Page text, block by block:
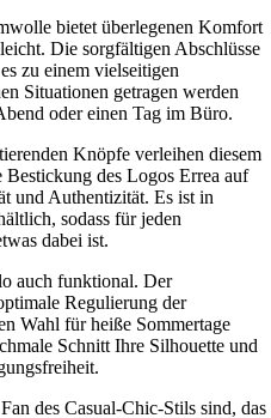
bietet überlegenen Komfort
Die sorgfältigen Abschlüsse
zu einem vielseitigen
Situationen getragen werden
oder einen Tag im Büro.
Knöpfe verleihen diesem
des Logos Errea auf
und Authentizität. Es ist in
sodass für jeden
dabei ist.
auch funktional. Der
Regulierung der
Wahl für heiße Sommertage
Schnitt Ihre Silhouette und
des Casual-Chic-Stils sind, das